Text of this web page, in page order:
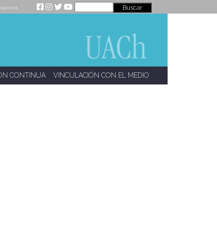
CONTINUA VINCULACIÓN CON EL MEDIO